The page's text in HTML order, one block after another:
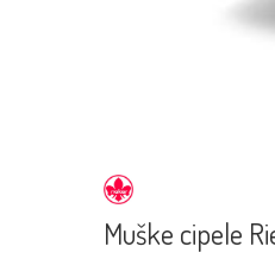
Muške cipele